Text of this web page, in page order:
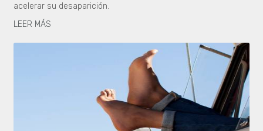
acelerar su desaparición.
LEER MÁS